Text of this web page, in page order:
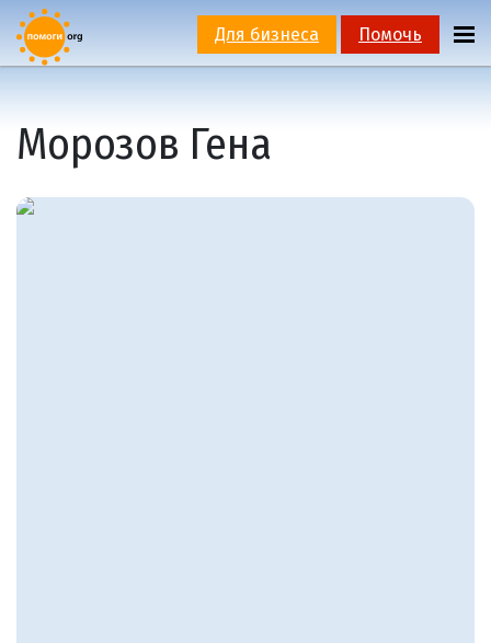
Для бизнеса Помочь
Морозов Гена